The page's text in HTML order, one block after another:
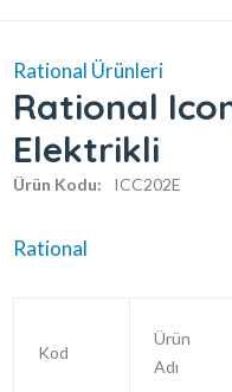
Rational Ürünleri
Rational
Elektrikli
Ürün Kodu: ICC202E
Rational
Kod
Ürün
Adı